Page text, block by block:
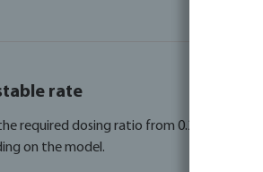
rate
required dosing ratio from 0.2% up to 4%,
on the model.